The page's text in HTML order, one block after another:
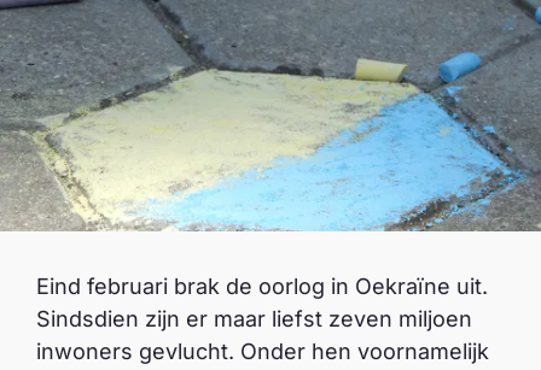
Eind februari brak de oorlog in Oekraïne uit.
Sindsdien zijn er maar liefst zeven miljoen
inwoners gevlucht. Onder hen voornamelijk